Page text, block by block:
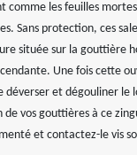
comme les feuilles
Sans protection, ces
située sur la gouttière
Une fois cette
déverser et dégouliner le
vos gouttières à ce
et contactez-le vis